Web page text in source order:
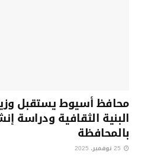
محافظ أسيوط يستقبل
البنية الثقافية ودراسة
بالمحافظة